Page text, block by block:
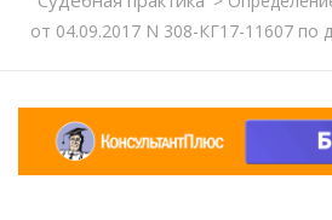
от 04.09.2017 N 308-КГ17-11607 по